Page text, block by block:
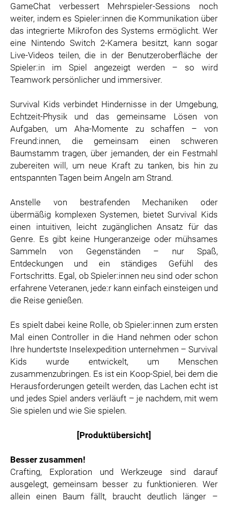
GameChat verbessert Mehrspieler-Sessions noch
weiter, indem es Spieler:innen die Kommunikation über
das integrierte Mikrofon des Systems ermöglicht. Wer
eine Nintendo Switch 2-Kamera besitzt, kann sogar
Live-Videos teilen, die in der Benutzeroberfläche der
Spieler:in im Spiel angezeigt werden – so wird
Teamwork persönlicher und immersiver.
Survival Kids verbindet Hindernisse in der Umgebung,
Echtzeit-Physik und das gemeinsame Lösen von
Aufgaben, um Aha-Momente zu schaffen – von
Freund:innen, die gemeinsam einen schweren
Baumstamm tragen, über jemanden, der ein Festmahl
zubereiten will, um neue Kraft zu tanken, bis hin zu
entspannten Tagen beim Angeln am Strand.
Anstelle von bestrafenden Mechaniken oder
übermäßig komplexen Systemen, bietet Survival Kids
einen intuitiven, leicht zugänglichen Ansatz für das
Genre. Es gibt keine Hungeranzeige oder mühsames
Sammeln von Gegenständen – nur Spaß,
Entdeckungen und ein ständiges Gefühl des
Fortschritts. Egal, ob Spieler:innen neu sind oder schon
erfahrene Veteranen, jede:r kann einfach einsteigen und
die Reise genießen.
Es spielt dabei keine Rolle, ob Spieler:innen zum ersten
Mal einen Controller in die Hand nehmen oder schon
Ihre hundertste Inselexpedition unternehmen – Survival
Kids wurde entwickelt, um Menschen
zusammenzubringen. Es ist ein Koop-Spiel, bei dem die
Herausforderungen geteilt werden, das Lachen echt ist
und jedes Spiel anders verläuft – je nachdem, mit wem
Sie spielen und wie Sie spielen.
[Produktübersicht]
Besser zusammen!
Crafting, Exploration und Werkzeuge sind darauf
ausgelegt, gemeinsam besser zu funktionieren. Wer
allein einen Baum fällt, braucht deutlich länger –